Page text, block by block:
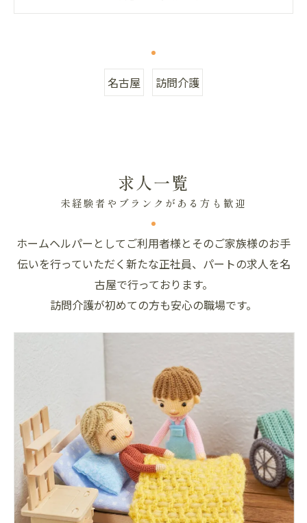
名古屋 訪問介護
未経験者やブランクがある方も歓迎
求人一覧
ホームヘルパーとしてご利用者様とそのご家族様のお手
伝いを行っていただく新たな正社員、パートの求人を名
古屋で行っております。
訪問介護が初めての方も安心の職場です。